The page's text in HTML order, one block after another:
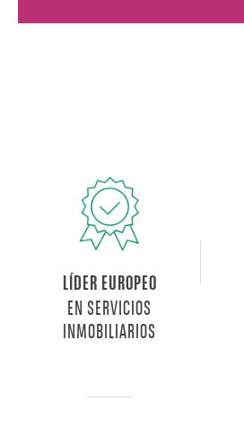
LÍDER EUROPEO
EN SERVICIOS
INMOBILIARIOS